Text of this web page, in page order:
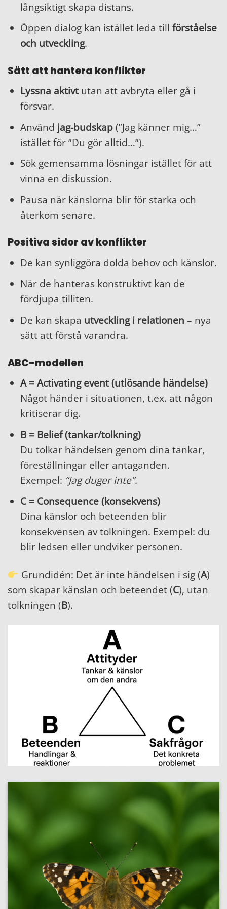
långsiktigt skapa distans.
Öppen dialog kan istället leda till förståelse
och utveckling.
Sätt att hantera konflikter
Lyssna aktivtutan att avbryta eller gå i
försvar.
Använd jag-budskap(”Jag känner mig…”
istället för ”Du gör alltid…”).
Sök gemensamma lösningar istället för att
vinna en diskussion.
Pausa när känslorna blir för starka och
återkom senare.
Positiva sidor av konflikter
De kan synliggöra dolda behov och känslor.
När de hanteras konstruktivt kan de
fördjupa tilliten.
De kan skapa utveckling i relationen – nya
sätt att förstå varandra.
ABC-modellen
A = Activating event (utlösande händelse)
Något händer i situationen, t.ex. att någon
kritiserar dig.
B = Belief (tankar/tolkning)
Du tolkar händelsen genom dina tankar,
föreställningar eller antaganden.
Exempel: “Jag duger inte”.
C = Consequence (konsekvens)
Dina känslor och beteenden blir
konsekvensen av tolkningen. Exempel: du
blir ledsen eller undviker personen.
Grundidén: Det är inte händelsen i sig (A)
som skapar känslan och beteendet (C), utan
tolkningen (B).